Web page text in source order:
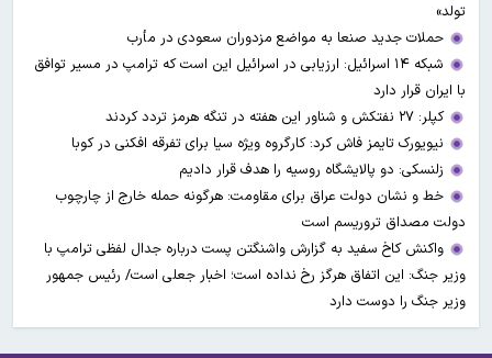
تولد»
حملات جدید صنعا به مواضع مزدوران سعودی در مأرب
شبکه ۱۴ اسرائیل: ارزیابی در اسرائیل این است که ترامپ در مسیر توافق
با ایران قرار دارد
کپلر: ۲۷ نفتکش و شناور این هفته در تنگه هرمز تردد کردند
نیویورک تایمز فاش کرد: کارگروه ویژه سیا برای تفرقه افکنی در کوبا
زلنسکی: دو پالایشگاه روسیه را هدف قرار دادیم
خط و نشان دولت عراق برای مقاومت: هرگونه حمله خارج از چارچوب
دولت مصداق تروریسم است
واکنش کاخ سفید به گزارش واشنگتن پست درباره جدال لفظی ترامپ با
وزیر جنگ: این اتفاق هرگز رخ نداده است؛ اخبار جعلی است/ رئیس جمهور
وزیر جنگ را دوست دارد